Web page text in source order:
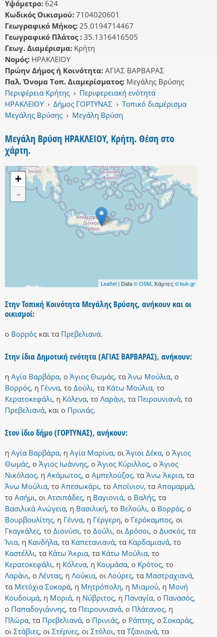
Υψόμετρο: 624
Κωδικός Οικισμού: 7104020601
Γεωγραφικό Μήκος: 25.0194714467
Γεωγραφικό Πλάτος : 35.1316416505
Γεωγ. Διαμέρισμα: Κρήτη
Νομός: ΗΡΑΚΛΕΙΟΥ
Πρώην Δήμος ή Κοινότητα: ΑΓΙΑΣ ΒΑΡΒΑΡΑΣ
Παλ. Όνομα Τοπ. Διαμερίσματος: Μεγάλης Βρύσης
Περιφέρεια Κρήτης › Περιφερειακή ενότητα
ΗΡΑΚΛΕΙΟΥ › Δήμος ΓΟΡΤΥΝΑΣ › Τοπικό διαμέρισμα
Μεγάλης Βρύσης › Μεγάλη Βρύση
Μεγάλη Βρύση ΗΡΑΚΛΕΙΟΥ, Κρήτη. Θέση στο
χάρτη.
+
-
Leaflet | Data© OSM, Χάρτες © buk.gr
Στην Τοπική Κοινότητα Μεγάλης Βρύσης, ανήκουν και οι
οικισμοί:
ο Βορρός και τα Πρεβελιανά.
Στην ίδια Δημοτική ενότητα (ΑΓΙΑΣ ΒΑΡΒΑΡΑΣ), ανήκουν:
η Αγία Βαρβάρα, ο Άγιος Θωμάς, τα Άνω Μούλια, ο
Βορρός, η Γέννα, το Δούλι, τα Κάτω Μούλια, το
Κερατοκεφάλι, η Κόλενα, το Λαράνι, τα Πειρουνιανά, τα
Πρεβελιανά, και ο Πρινιάς.
Στον ίδιο δήμο (ΓΟΡΤΥΝΑΣ), ανήκουν:
η Αγία Βαρβάρα, η Αγία Μαρίνα, οι Άγιοι Δέκα, ο Άγιος
Θωμάς, ο Άγιος Ιωάννης, ο Άγιος Κύριλλος, ο Άγιος
Νικόλαος, η Ακάμωτος, ο Αμπελούζος, τα Άνω Άκρια, τα
Άνω Μούλια, το Απεσωκάρι, το Αποΐνιον, τα Απομαρμά,
το Ασήμι, οι Ατσιπάδες, η Βαγιονιά, ο Βαλής, τα
Βασιλικά Ανώγεια, η Βασιλική, το Βελούλι, ο Βορρός, ο
Βουρβουλίτης, η Γέννα, η Γέργερη, ο Γερόκαμπος, οι
Γκαγκάλες, το Διονύσι, το Δούλι, οι Δρόσοι, ο Δυσκός, τα
Ίνια, η Κανδήλα, τα Καπετανιανά, τα Καρδαμιανά, το
Καστέλλι, τα Κάτω Άκρια, τα Κάτω Μούλια, το
Κερατοκεφάλι, η Κόλενα, η Κουμάσα, ο Κρότος, το
Λαράνι, ο Λέντας, η Λούκια, οι Λούρες, τα Μαστραχιανά,
τα Μετόχια Σοκαρά, η Μητρόπολη, η Μιαμού, η Μονή
Κουδουμά, η Μοριά, η Νύβριτος, η Παναγία, ο Πανασός,
ο Παπαδογιάννης, τα Πειρουνιανά, ο Πλάτανος, η
Πλώρα, τα Πρεβελιανά, ο Πρινιάς, ο Ράπτης, ο Σοκαράς,
οι Στάβιες, οι Στέρνες, οι Στόλοι, τα Τζανιανά, τα